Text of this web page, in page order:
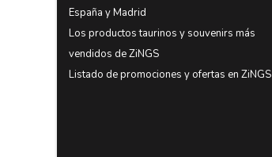
España y Madrid
Los productos taurinos y souvenirs más
vendidos de ZiNGS
Listado de promociones y ofertas en ZiNGS